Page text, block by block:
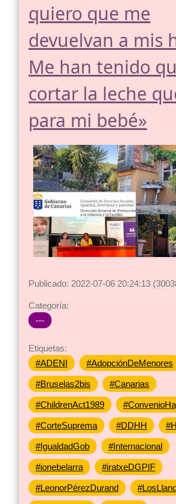
quiero que me
devuelvan a mis
Me han tenido
cortar la leche
para mi bebé»
Publicado: 2022-07-06 20:24:13
Categoría:
---
Etiquetas:
#ADENI
#AdopciónDeMenores
#Bruselas2bis #Canarias
#ChildrenAct1989
#CorteSuprema #DDHH
#IgualdadGob #Internacional
#ionebelarra #iratxeDGPIF
#LeonorPérezDurand